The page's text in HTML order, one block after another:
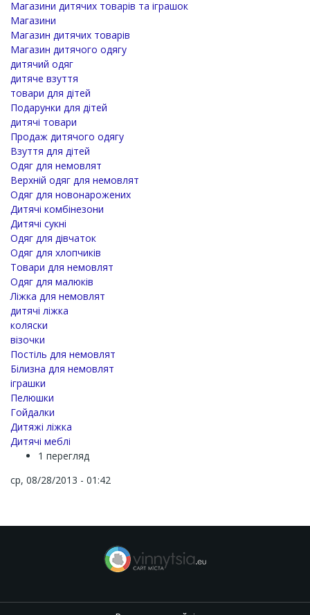
Магазини дитячих товарів та іграшок
Магазини
Магазин дитячих товарів
Магазин дитячого одягу
дитячий одяг
дитяче взуття
товари для дітей
Подарунки для дітей
дитячі товари
Продаж дитячого одягу
Взуття для дітей
Одяг для немовлят
Верхній одяг для немовлят
Одяг для новонарожених
Дитячі комбінезони
Дитячі сукні
Одяг для дівчаток
Одяг для хлопчиків
Товари для немовлят
Одяг для малюків
Ліжка для немовлят
дитячі ліжка
коляски
візочки
Постіль для немовлят
Білизна для немовлят
іграшки
Пелюшки
Гойдалки
Дитяжі ліжка
Дитячі меблі
1 перегляд
ср, 08/28/2013 - 01:42